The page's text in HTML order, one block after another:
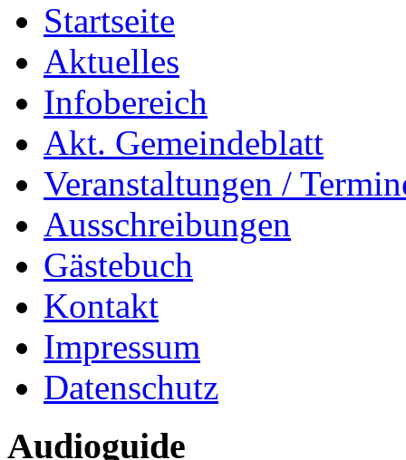
Startseite
Aktuelles
Infobereich
Akt. Gemeindeblatt
Veranstaltungen /
Ausschreibungen
Gästebuch
Kontakt
Impressum
Datenschutz
Audioguide